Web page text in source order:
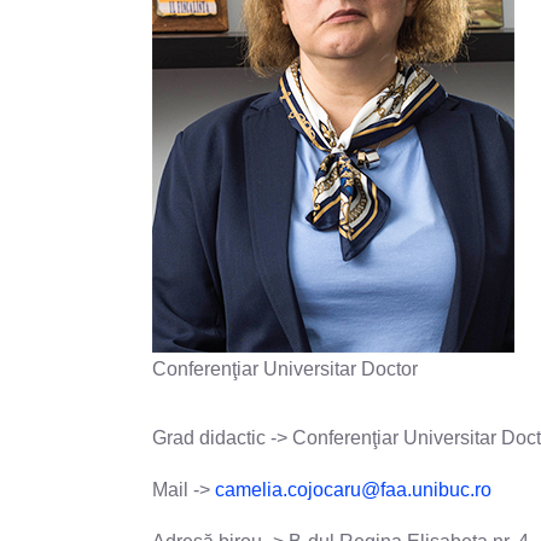
Conferenţiar Universitar Doctor
Grad didactic -> Conferenţiar Universitar
Mail -> camelia.cojocaru@faa.unibuc.ro